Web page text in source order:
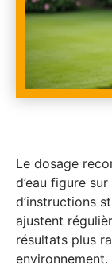
Le dosage
d’eau figure
d’instructions
ajustent
résultats plus